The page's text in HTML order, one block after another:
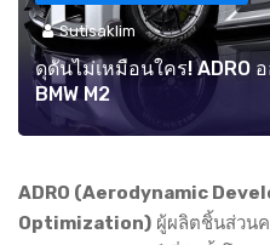
Sutisaklim
ดุดันไม่เหมือนใคร! ADRO
BMW M2
ADRO (Aerodynamic
Optimization) ผู้ผลิตชิ้นส่วน